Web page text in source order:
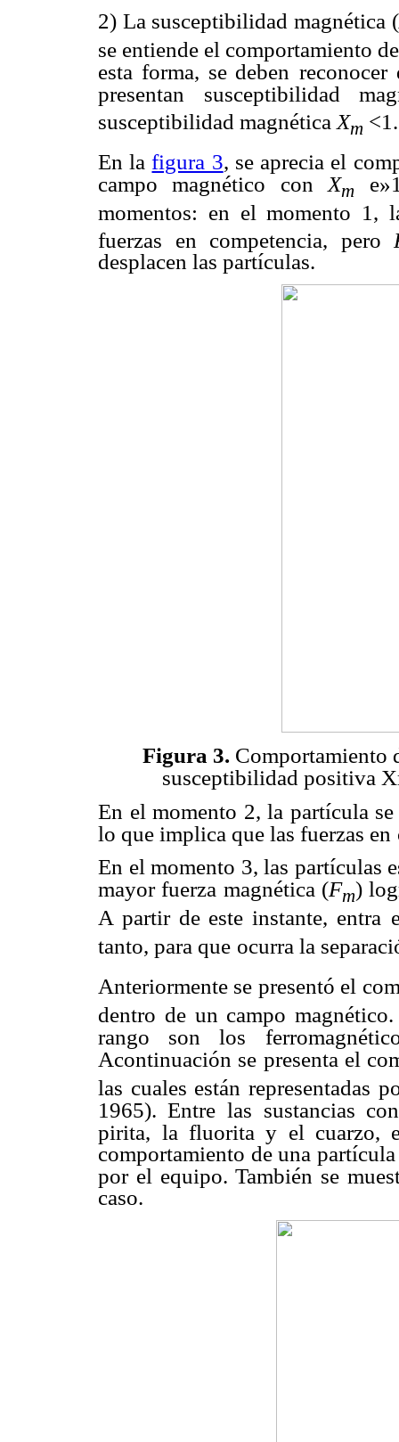
2) La susceptibilidad magnética (
se entiende el comportamiento
esta forma, se deben
presentan
susceptibilidad
susceptibilidad magnética Xm <1.
En lafigura 3, se aprecia el
campo magnético con Xm
momentos: en el momento 1,
fuerzas en competencia, pero
desplacen las partículas.
Figura 3. Comportamiento
susceptibilidad positiva
En el momento 2, la partícula
lo que implica que las fuerzas en
En el momento 3, las partículas
mayor fuerza magnética (Fm)
A partir de este instante, entra
tanto, para que ocurra la
Anteriormente se presentó el
dentro de un campo
rango son los
Acontinuación se presenta el
las cuales están representadas
1965). Entre las sustancias
pirita, la fluorita y el cuarzo,
comportamiento de una
por el equipo. También se
caso.